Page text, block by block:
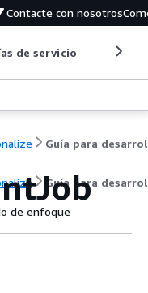
Contacte con nosotros
de servicio
Guía para
de enfoque